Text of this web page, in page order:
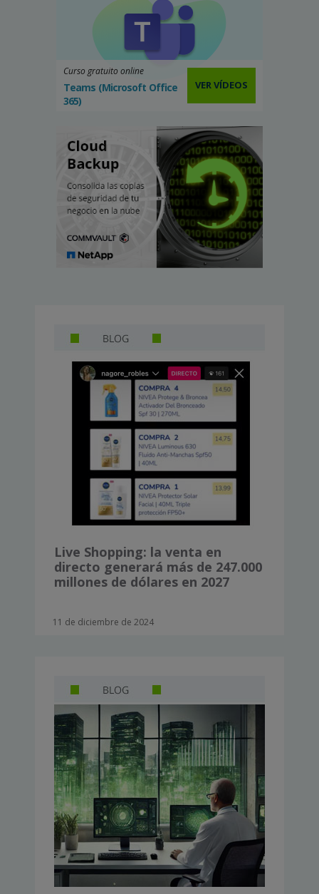
Curso gratuito online
Teams (Microsoft Office
365)
VER VÍDEOS
Live Shopping: la venta en
directo generará más de 247.000
millones de dólares en 2027
11 de diciembre de 2024